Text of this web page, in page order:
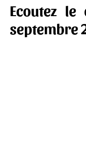
Ecoutez
septembre